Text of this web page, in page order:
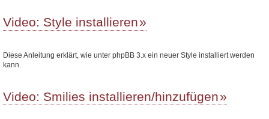
Video: Style installieren
Diese Anleitung erklärt, wie unter phpBB 3.x ein neuer Style installiert werden
kann.
Video: Smilies installieren/hinzufügen